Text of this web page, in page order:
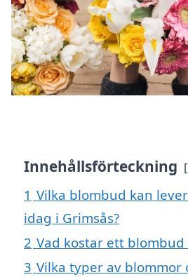
Innehållsförteckning
1 Vilka blombud kan
idag i Grimsås?
2 Vad kostar ett blombud
3 Vilka typer av blommor